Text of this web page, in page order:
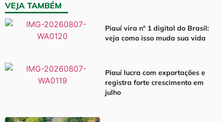
VEJA TAMBÉM
Piauí vira nº 1 digital do Brasil:
veja como isso muda sua vida
Piauí lucra com exportações e
registra forte crescimento em
julho